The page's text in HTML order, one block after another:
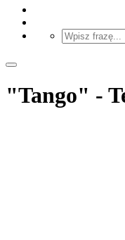
"Tango" -